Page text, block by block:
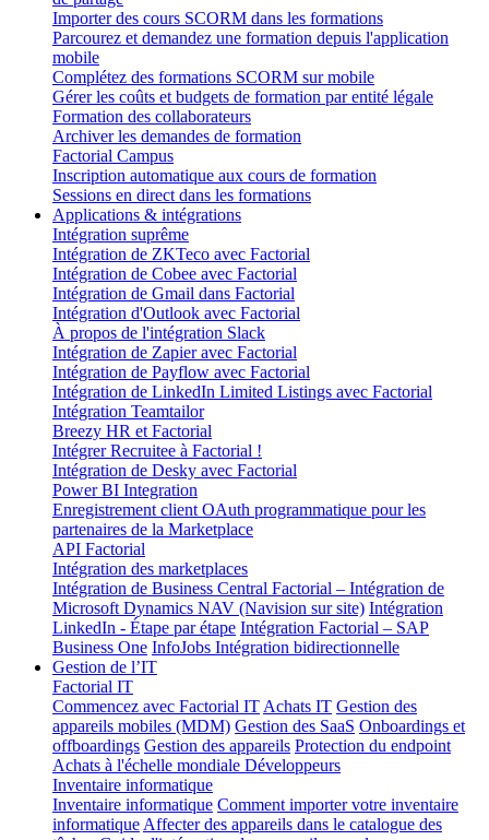
Importer des cours SCORM dans les formations
Parcourez et demandez une formation depuis l'application
mobile
Complétez des formations SCORM sur mobile
Gérer les coûts et budgets de formation par entité légale
Formation des collaborateurs
Archiver les demandes de formation
Factorial Campus
Inscription automatique aux cours de formation
Sessions en direct dans les formations
Applications & intégrations
Intégration suprême
Intégration de ZKTeco avec Factorial
Intégration de Cobee avec Factorial
Intégration de Gmail dans Factorial
Intégration d'Outlook avec Factorial
À propos de l'intégration Slack
Intégration de Zapier avec Factorial
Intégration de Payflow avec Factorial
Intégration de LinkedIn Limited Listings avec Factorial
Intégration Teamtailor
Breezy HR et Factorial
Intégrer Recruitee à Factorial !
Intégration de Desky avec Factorial
Power BI Integration
Enregistrement client OAuth programmatique pour les
partenaires de la Marketplace
API Factorial
Intégration des marketplaces
Intégration de Business Central Factorial – Intégration de
Microsoft Dynamics NAV (Navision sur site) Intégration
LinkedIn - Étape par étape Intégration Factorial – SAP
Business One InfoJobs Intégration bidirectionnelle
Gestion de l’IT
Factorial IT
Commencez avec Factorial IT Achats IT Gestion des
appareils mobiles (MDM) Gestion des SaaS Onboardings et
offboardings Gestion des appareils Protection du endpoint
Achats à l'échelle mondiale Développeurs
Inventaire informatique
Inventaire informatique Comment importer votre inventaire
informatique Affecter des appareils dans le catalogue des